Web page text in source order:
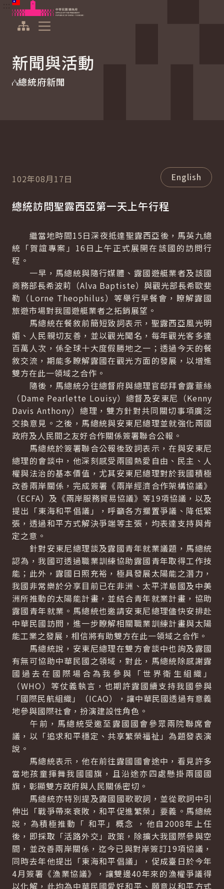
跳到主要內容
中華民國總統府
新聞與活動
總統府新聞
102年08月17日 English
總統訪問聖露西亞第一天上午行程
繼當地時間15日深夜抵達聖露西亞後，馬英九總
統「賀誼專案」16日上午正式展開在該國的訪問行
程。
一早，馬總統與隨行媒體、露國遊艇業者及該國
商務部長希波莉（Alva Baptiste）與觀光部長希歐斐
勒（Lorne Theophilus）等舉行早餐會，瞭解露國
旅遊市場對我國遊艇業者之拓銷展望。
馬總統在餐敘前簡短致詞表示，聖露西亞風光明
媚、人民親切友善，並以觀光聞名，每年觀光客多達
百萬人次，係全球十大度假勝地之一；透過今天的餐
敘交流，期能多瞭解露國在觀光方面的發展，以增進
雙方在此一領域之合作。
隨後，馬總統分往總督府與總理官邸拜會露薏絲
（Dame Pearlette Louisy）總督及安東尼（Kenny
Davis Anthony）總理，雙方針對共同關切事項廣泛
交換意見。之後，馬總統與安東尼總理並就強化兩國
政府及人民間之友好合作關係簽署聯合公報。
馬總統於簽署聯合公報後致詞表示，在與安東尼
總理的會談中，他深刻感受兩國熱愛自由、民主、人
權與法治的基本價值，尤其安東尼總理對於我國積極
改善兩岸關係，完成簽署《兩岸經濟合作架構協議》
（ECFA）及《兩岸服務貿易協議》等19項協議，以及
提出「東海和平倡議」，呼籲各方擱置爭議、降低緊
張，透過和平方式解決爭端等主張，均表達支持與肯
定之意。
針對安東尼總理談及露國青年就業議題，馬總統
認為，我國可透過職業訓練協助露國青年取得工作技
能；此外，露國日照充裕，極具發展太陽能之潛力，
我國非常樂於分享目前已在非洲、太平洋島國及中美
洲所推動的太陽能計畫，並結合青年就業計畫，協助
露國青年就業。馬總統也邀請安東尼總理儘快安排赴
中華民國訪問，進一步瞭解相關職業訓練計畫與太陽
能工業之發展，相信將有助雙方在此一領域之合作。
馬總統說，安東尼總理在雙方會談中也詢及露國
有無可協助中華民國之領域，對此，馬總統除感謝露
國過去在國際場合為我參與「世界衛生組織」
（WHO）等仗義執言，也期許露國續支持我國參與
「國際民航組織」（ICAO），讓中華民國透過有意義
地參與國際社會，扮演建設性角色。
午前，馬總統受邀至露國國會參眾兩院聯席會
議，以「追求和平穩定、共享繁榮福祉」為題發表演
說。
馬總統表示，他在前往露國國會途中，看見許多
當地孩童揮舞我國國旗，且沿途亦四處懸掛兩國國
旗，彰顯雙方政府與人民關係密切。
馬總統亦特別提及露國國歌歌詞，並從歌詞中引
伸出「戰爭帶來衰敗，和平促進繁榮」要義。馬總統
說，為積極推動「 和平」概念 ，他自2008年上任
後，即採取「活路外交」政策，除擴大我國際參與空
間，並改善兩岸關係，迄今已與對岸簽訂19項協議，
同時去年他提出「東海和平倡議」，促成臺日於今年
4月簽署《漁業協議》，讓雙邊40年來的漁權爭議得
以化解，此均為中華民國愛好和平、願意以和平方式